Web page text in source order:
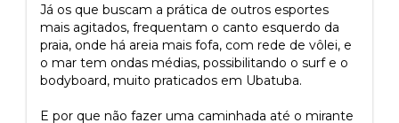
Já os que buscam a prática de outros esportes
mais agitados, frequentam o canto esquerdo da
praia, onde há areia mais fofa, com rede de vôlei, e
o mar tem ondas médias, possibilitando o surf e o
bodyboard, muito praticados em Ubatuba.
E por que não fazer uma caminhada até o mirante